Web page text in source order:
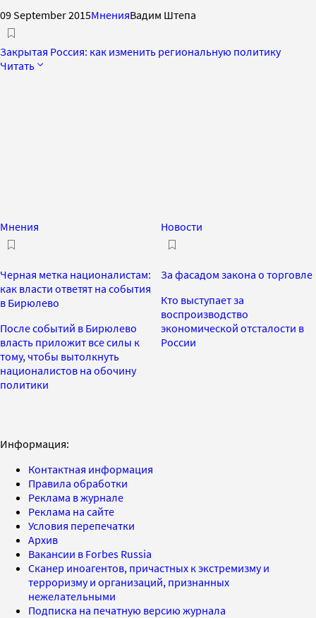
09 September 2015МненияВадим Штепа
Закрытая Россия: как изменить региональную политику
Читать
Мнения
Черная метка националистам:
как власти ответят на события
в Бирюлево
После событий в Бирюлево
власть приложит все силы к
тому, чтобы вытолкнуть
националистов на обочину
политики
Новости
За фасадом закона о торговле
Кто выступает за
воспроизводство
экономической отсталости в
России
Информация:
Контактная информация
Правила обработки
Реклама в журнале
Реклама на сайте
Условия перепечатки
Архив
Вакансии в Forbes Russia
Сканер иноагентов, причастных к экстремизму и
терроризму и организаций, признанных
нежелательными
Подписка на печатную версию журнала